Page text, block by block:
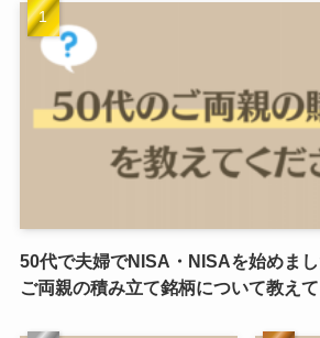
50代で夫婦でNISA・NISAを始めま
ご両親の積み立て銘柄について教えて